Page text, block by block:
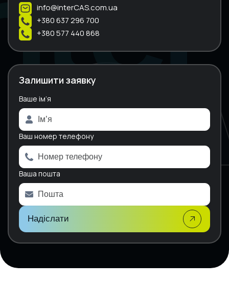
info@interCAS.com.ua
+380 637 296 700
+380 577 440 868
Залишити заявку
Ваше ім’я
Ваш номер телефону
Ваша пошта
Надіслати
A
l
e
r
n
a
t
i
e